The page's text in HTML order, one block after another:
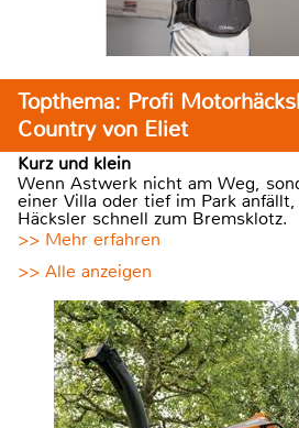
Topthema: Profi
Country von Eliet
Kurz und klein
Wenn Astwerk nicht am Weg,
einer Villa oder tief im Park
Häcksler schnell zum Bremsklotz.
>> Mehr erfahren
>> Alle anzeigen